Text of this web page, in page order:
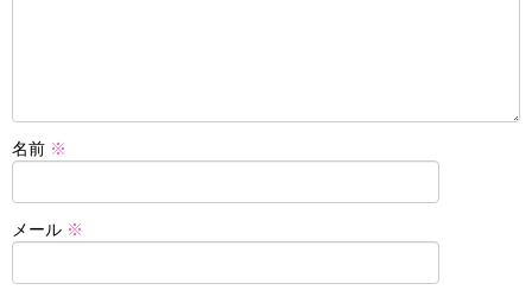
名前 ※
メール ※